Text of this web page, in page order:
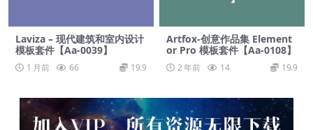
Laviza – 现代建筑和室内设计
模板套件【Aa-0039】
1 月前 66 19.9
Artfox-创意作品集 Element
or Pro 模板套件【Aa-0108】
2 年前 14 19.9